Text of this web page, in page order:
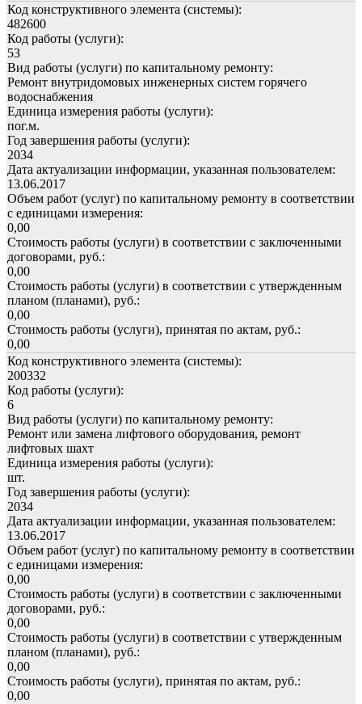
Код конструктивного элемента (системы):
482600
Код работы (услуги):
53
Вид работы (услуги) по капитальному ремонту:
Ремонт внутридомовых инженерных систем горячего
водоснабжения
Единица измерения работы (услуги):
пог.м.
Год завершения работы (услуги):
2034
Дата актуализации информации, указанная пользователем:
13.06.2017
Объем работ (услуг) по капитальному ремонту в соответствии
с единицами измерения:
0,00
Стоимость работы (услуги) в соответствии с заключенными
договорами, руб.:
0,00
Стоимость работы (услуги) в соответствии с утвержденным
планом (планами), руб.:
0,00
Стоимость работы (услуги), принятая по актам, руб.:
0,00
Код конструктивного элемента (системы):
200332
Код работы (услуги):
6
Вид работы (услуги) по капитальному ремонту:
Ремонт или замена лифтового оборудования, ремонт
лифтовых шахт
Единица измерения работы (услуги):
шт.
Год завершения работы (услуги):
2034
Дата актуализации информации, указанная пользователем:
13.06.2017
Объем работ (услуг) по капитальному ремонту в соответствии
с единицами измерения:
0,00
Стоимость работы (услуги) в соответствии с заключенными
договорами, руб.:
0,00
Стоимость работы (услуги) в соответствии с утвержденным
планом (планами), руб.:
0,00
Стоимость работы (услуги), принятая по актам, руб.:
0,00